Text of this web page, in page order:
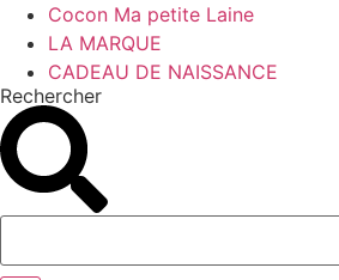
Cocon Ma petite Laine
LA MARQUE
CADEAU DE NAISSANCE
Rechercher